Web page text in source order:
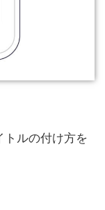
トルの付け方を